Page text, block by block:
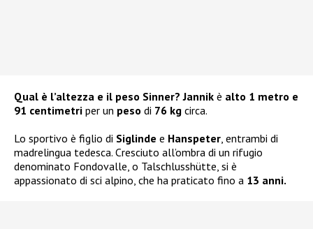
Qual è l’altezza e il peso Sinner? Jannik è alto 1 metro e
91 centimetri per un peso di 76 kg circa.
Lo sportivo è figlio di Siglinde e Hanspeter , entrambi di
madrelingua tedesca. Cresciuto all’ombra di un rifugio
denominato Fondovalle, o Talschlusshütte, si è
appassionato di sci alpino, che ha praticato fino a 13 anni.